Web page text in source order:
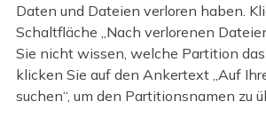
Daten und Dateien verloren haben.
Schaltfläche „Nach verlorenen
Sie nicht wissen, welche Partition
klicken Sie auf den Ankertext „Auf
suchen“, um den Partitionsnamen zu